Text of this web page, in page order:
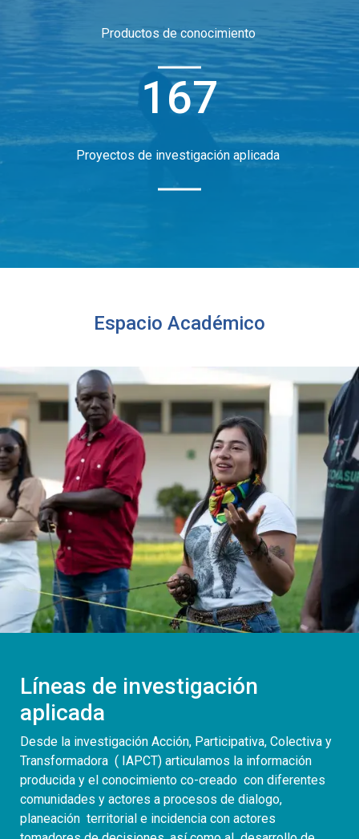
Productos de conocimiento
167
Proyectos de investigación aplicada
Espacio Académico
Líneas de investigación
aplicada
Desde la investigación Acción, Participativa, Colectiva y
Transformadora ( IAPCT) articulamos la información
producida y el conocimiento co-creado con diferentes
comunidades y actores a procesos de dialogo,
planeación territorial e incidencia con actores